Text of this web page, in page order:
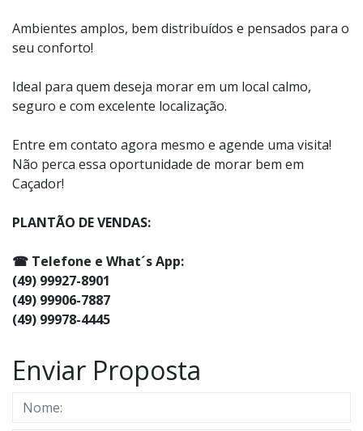
Ambientes amplos, bem distribuídos e pensados para o
seu conforto!
Ideal para quem deseja morar em um local calmo,
seguro e com excelente localização.
Entre em contato agora mesmo e agende uma visita!
Não perca essa oportunidade de morar bem em
Caçador!
PLANTÃO DE VENDAS:
☎ Telefone e What´s App:
(49) 99927-8901
(49) 99906-7887
(49) 99978-4445
Enviar Proposta